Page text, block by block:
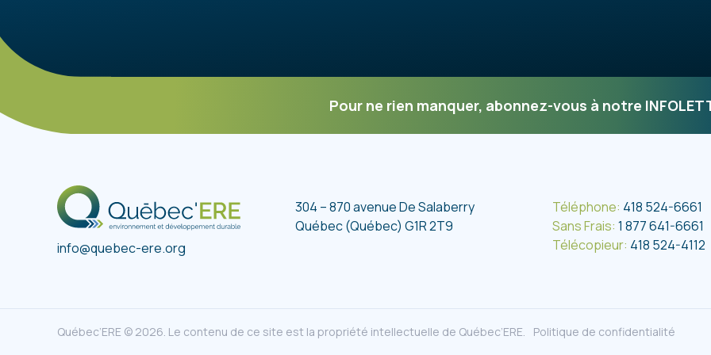
Pour ne rien manquer, abonnez-vous à notre
info@quebec-ere.org
304 – 870 avenue De Salaberry
Québec (Québec) G1R 2T9
Téléphone: 418 524-6661
Sans Frais: 1 877 641-6661
Télécopieur: 418 524-4112
Québec’ERE © 2026. Le contenu de ce site est la propriété intellectuelle de Québec’ERE. Politique de confidentialité